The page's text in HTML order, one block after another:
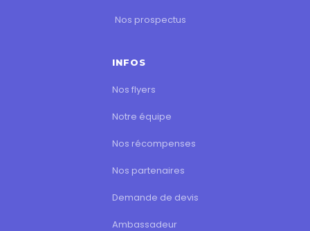
Nos prospectus
INFOS
Nos flyers
Notre équipe
Nos récompenses
Nos partenaires
Demande de devis
Ambassadeur